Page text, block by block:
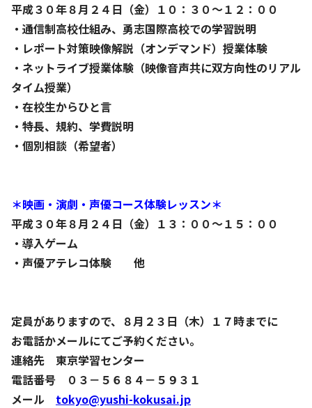
平成３０年８月２４日（金）１０：３０～１２：００
・通信制高校仕組み、勇志国際高校での学習説明
・レポート対策映像解説（オンデマンド）授業体験
・ネットライブ授業体験（映像音声共に双方向性のリアル
タイム授業）
・在校生からひと言
・特長、規約、学費説明
・個別相談（希望者）
＊映画・演劇・声優コース体験レッスン＊
平成３０年８月２４日（金）１３：００～１５：００
・導入ゲーム
・声優アテレコ体験 他
定員がありますので、８月２３日（木）１７時までに
お電話かメールにてご予約ください。
連絡先 東京学習センター
電話番号 ０３－５６８４－５９３１
メール tokyo@yushi-kokusai.jp